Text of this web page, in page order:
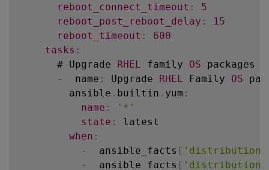
reboot_connect_timeout :
5
reboot_post_reboot_delay :
15
reboot_timeout :
600
tasks :
      # Upgrade
RHEL family OS packages
-
  name
: Upgrade RHEL Family OS
        ansible
. builtin . yum :
name :
'*'
state :
latest
when :
-
  ansible_facts
[ 'distribution'
-
  ansible_facts
[